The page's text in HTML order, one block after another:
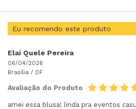
Eu recomendo este produto
Elai Quele Pereira
06/04/2026
Brasília / DF
Avaliação do Produto
amei essa blusa! linda pra eventos